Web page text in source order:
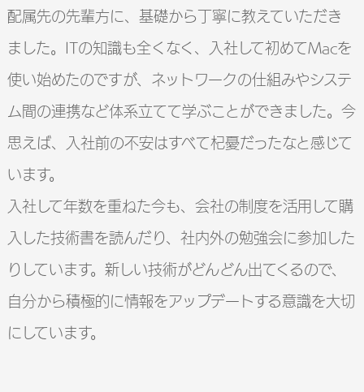
配属先の先輩方に、基礎から丁寧に教えていただき
ました。ITの知識も全くなく、入社して初めてMacを
使い始めたのですが、ネットワークの仕組みやシステ
ム間の連携など体系立てて学ぶことができました。今
思えば、入社前の不安はすべて杞憂だったなと感じて
います。
入社して年数を重ねた今も、会社の制度を活用して購
入した技術書を読んだり、社内外の勉強会に参加した
りしています。新しい技術がどんどん出てくるので、
自分から積極的に情報をアップデートする意識を大切
にしています。